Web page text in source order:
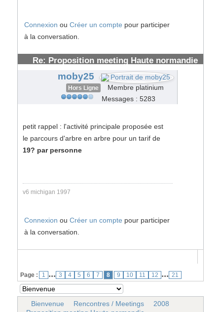
Connexion ou Créer un compte pour participer
à la conversation.
Re: Proposition meeting Haute normandie
moby25
Hors Ligne
Membre platinium
Messages : 5283
petit rappel : l'activité principale proposée est
le parcours d'arbre en arbre pour un tarif de
19? par personne
v6 michigan 1997
Connexion ou Créer un compte pour participer
à la conversation.
Page : 1 ... 3 4 5 6 7 8 9 10 11 12 ... 21
Bienvenue Rencontres / Meetings
2008